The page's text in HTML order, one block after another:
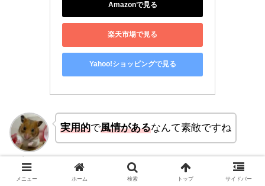
Amazonで見る
楽天市場で見る
Yahoo!ショッピングで見る
kyon
実用的で風情があるなんて素敵ですね
メニュー ホーム 検索 トップ サイドバー